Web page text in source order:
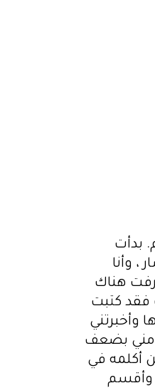
بدأت
وأنا
هناك
كتبت
وأخبرتني
مني بضعف
أكلمه في
وأقسم